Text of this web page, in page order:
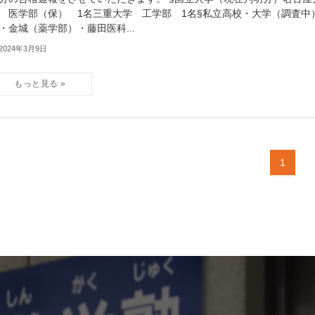
医学部（保） 1名三重大学 工学部 1名§私立高校・大学（調査中
金城（薬学部）・藤田医科...
年3月9日
1